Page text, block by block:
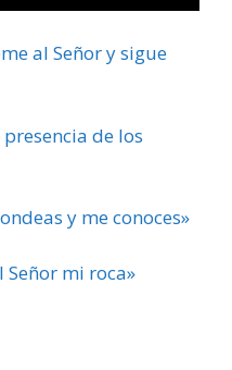
al Señor y sigue
de los
y me conoces»
Señor mi roca»